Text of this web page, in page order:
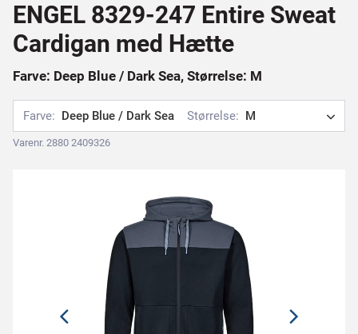
ENGEL 8329-247 Entire Sweat
Cardigan med Hætte
Farve: Deep Blue / Dark Sea, Størrelse: M
Farve: Deep Blue / Dark Sea Størrelse: M
Varenr. 2880 2409326